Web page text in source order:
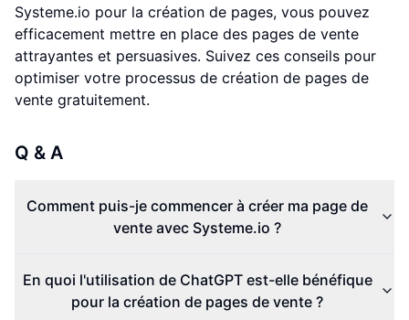
Systeme.io pour la création de pages, vous pouvez
efficacement mettre en place des pages de vente
attrayantes et persuasives. Suivez ces conseils pour
optimiser votre processus de création de pages de
vente gratuitement.
Q & A
Comment puis-je commencer à créer ma page de
vente avec Systeme.io ?
En quoi l'utilisation de ChatGPT est-elle bénéfique
pour la création de pages de vente ?